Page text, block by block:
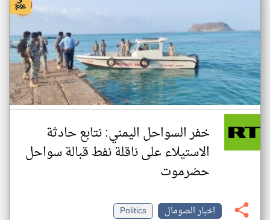
خفر السواحل اليمني: نتابع حادثة
الاستيلاء على ناقلة نفط قبالة سواحل
حضرموت
اخبار الصومال
Politics